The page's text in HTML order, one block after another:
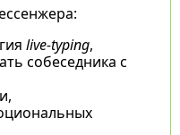
live-typing,
собеседника с